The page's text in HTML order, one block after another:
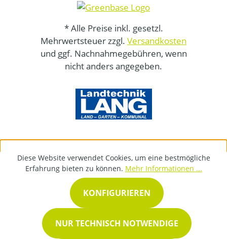
* Alle Preise inkl. gesetzl.
Mehrwertsteuer zzgl. Versandkosten
und ggf. Nachnahmegebühren, wenn
nicht anders angegeben.
Diese Website verwendet Cookies, um eine bestmögliche
Erfahrung bieten zu können. Mehr Informationen ...
NUR TECHNISCH NOTWENDIGE
KONFIGURIEREN